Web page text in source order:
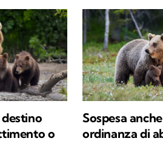
posso mi cimento in
nella natura. Nella filosofia
i miei valori e un
ma agile ai problemi
o
Sospesa
ordinanza di